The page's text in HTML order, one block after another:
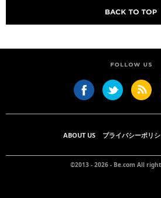
ABOUT US プライバシーポリ
©2013 - 2026 - Be.com All